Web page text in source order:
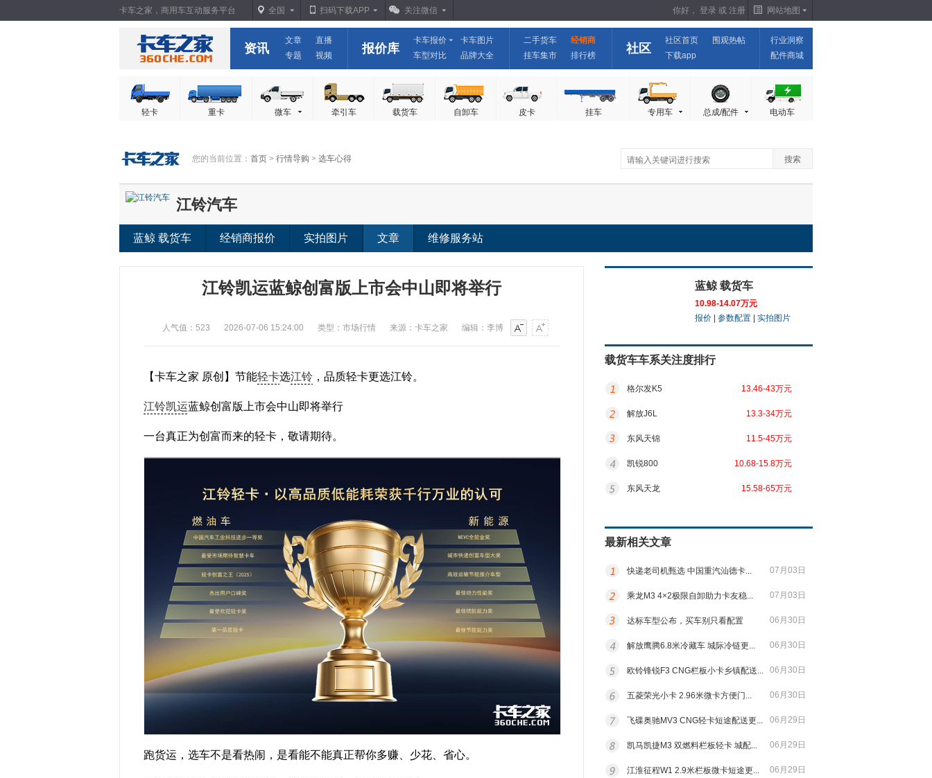
你好， 登录 或 注册 网站地图
卡车之家，商用车互动服务平台 全国 扫码下载APP 关注微信
资讯
文章
直播
专题
视频 报价库
卡车报价
卡车图片
车型对比
品牌大全
二手货车
经销商
挂车集市
排行榜 社区
社区首页
围观热帖
下载app
行业洞察
配件商城
轻卡 重卡 微车 牵引车 载货车 自卸车 皮卡 挂车 专用车 总成/配件 电动车
您的当前位置： 首页 > 行情导购 > 选车心得
江铃汽车
蓝鲸 载货车 经销商报价 实拍图片 文章 维修服务站
江铃凯运蓝鲸创富版上市会中山即将举行
人气值：523 2026-07-06 15:24:00 类型：市场行情 来源：卡车之家 编辑：李博
【卡车之家 原创】节能轻卡选江铃 ，品质轻卡更选江铃。
江铃凯运蓝鲸创富版上市会中山即将举行
一台真正为创富而来的轻卡，敬请期待。
跑货运，选车不是看热闹，是看能不能真正帮你多赚、少花、省心。
蓝鲸 载货车
10.98-14.07万元
报价
参数配置 实拍图片
载货车车系关注度排行
格尔发K5 13.46-43万元
解放J6L 13.3-34万元
东风天锦 11.5-45万元
凯锐800 10.68-15.8万元
东风天龙 15.58-65万元
最新相关文章
快递老司机甄选 中国重汽汕德卡... 07月03日
乘龙M3 4×2极限自卸助力卡友稳... 07月03日
达标车型公布，买车别只看配置 06月30日
解放鹰腾6.8米冷藏车 城际冷链更... 06月30日
欧铃锋锐F3 CNG栏板小卡乡镇配送... 06月30日
五菱荣光小卡 2.96米微卡方便门... 06月30日
飞碟奥驰MV3 CNG轻卡短途配送更... 06月29日
凯马凯捷M3 双燃料栏板轻卡 城配... 06月29日
江淮征程W1 2.9米栏板微卡短途更... 06月29日